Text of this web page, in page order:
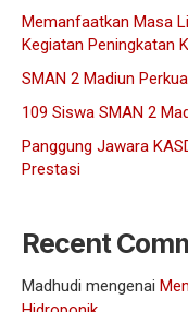
Memanfaatkan Masa
Kegiatan Peningkatan
SMAN 2 Madiun
109 Siswa SMAN 2
Panggung Jawara
Prestasi
Recent
Madhudi mengenai